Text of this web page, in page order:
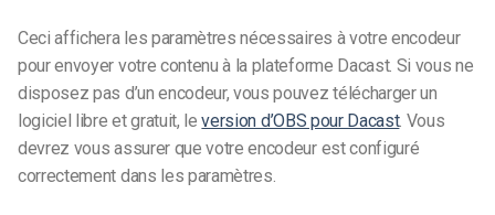
Ceci affichera les paramètres nécessaires à votre encodeur
pour envoyer votre contenu à la plateforme Dacast. Si vous ne
disposez pas d’un encodeur, vous pouvez télécharger un
logiciel libre et gratuit, leversion d’OBS pour Dacast. Vous
devrez vous assurer que votre encodeur est configuré
correctement dans les paramètres.